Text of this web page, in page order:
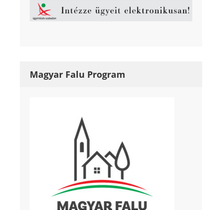
Magyar Falu Program